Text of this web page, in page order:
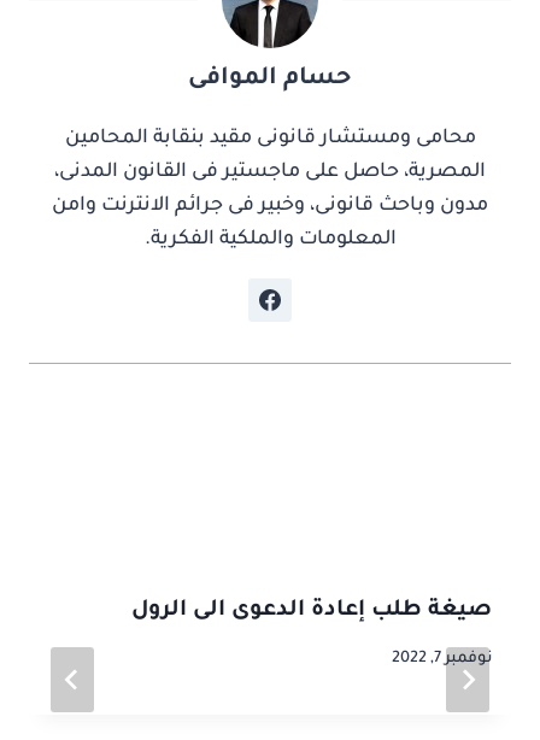
حسام الموافى
محامى ومستشار قانونى مقيد بنقابة المحامين
المصرية، حاصل على ماجستير فى القانون المدنى،
مدون وباحث قانونى، وخبير فى جرائم الانترنت وامن
المعلومات والملكية الفكرية.
صيغة طلب إعادة الدعوى الى الرول
نوفمبر 7, 2022